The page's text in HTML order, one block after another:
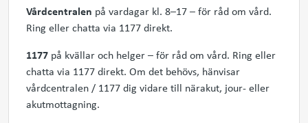
Vårdcentralen på vardagar kl. 8–17 – för råd om vård.
Ring eller chatta via 1177 direkt.
1177 på kvällar och helger – för råd om vård. Ring eller
chatta via 1177 direkt. Om det behövs, hänvisar
vårdcentralen / 1177 dig vidare till närakut, jour- eller
akutmottagning.